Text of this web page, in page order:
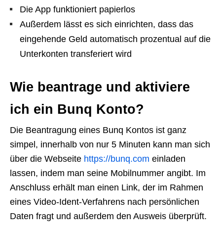
Die App funktioniert papierlos
Außerdem lässt es sich einrichten, dass das
eingehende Geld automatisch prozentual auf die
Unterkonten transferiert wird
Wie beantrage und aktiviere
ich ein Bunq Konto?
Die Beantragung eines Bunq Kontos ist ganz
simpel, innerhalb von nur 5 Minuten kann man sich
über die Webseite https://bunq.com einladen
lassen, indem man seine Mobilnummer angibt. Im
Anschluss erhält man einen Link, der im Rahmen
eines Video-Ident-Verfahrens nach persönlichen
Daten fragt und außerdem den Ausweis überprüft.